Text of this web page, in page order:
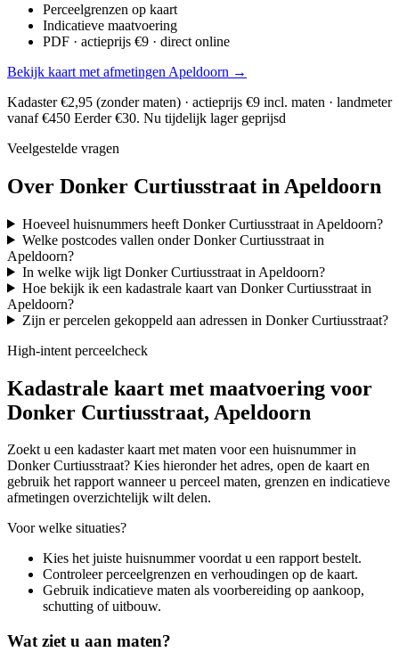
Perceelgrenzen op kaart
Indicatieve maatvoering
PDF · actieprijs €9 · direct online
Bekijk kaart met afmetingen Apeldoorn →
Kadaster €2,95 (zonder maten) · actieprijs €9 incl. maten · landmeter
vanaf €450 Eerder €30. Nu tijdelijk lager geprijsd
Veelgestelde vragen
Over Donker Curtiusstraat in Apeldoorn
Hoeveel huisnummers heeft Donker Curtiusstraat in Apeldoorn?
Welke postcodes vallen onder Donker Curtiusstraat in
Apeldoorn?
In welke wijk ligt Donker Curtiusstraat in Apeldoorn?
Hoe bekijk ik een kadastrale kaart van Donker Curtiusstraat in
Apeldoorn?
Zijn er percelen gekoppeld aan adressen in Donker Curtiusstraat?
High-intent perceelcheck
Kadastrale kaart met maatvoering voor
Donker Curtiusstraat, Apeldoorn
Zoekt u een kadaster kaart met maten voor een huisnummer in
Donker Curtiusstraat? Kies hieronder het adres, open de kaart en
gebruik het rapport wanneer u perceel maten, grenzen en indicatieve
afmetingen overzichtelijk wilt delen.
Voor welke situaties?
Kies het juiste huisnummer voordat u een rapport bestelt.
Controleer perceelgrenzen en verhoudingen op de kaart.
Gebruik indicatieve maten als voorbereiding op aankoop,
schutting of uitbouw.
Wat ziet u aan maten?